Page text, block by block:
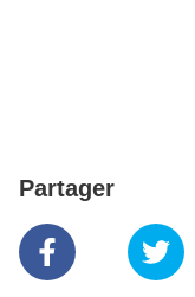
Partager